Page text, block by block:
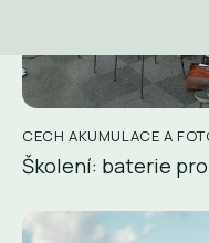
CECH AKUMULACE A
Školení: baterie